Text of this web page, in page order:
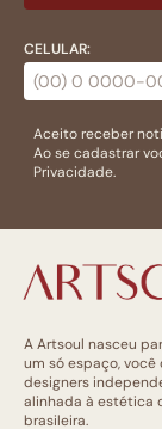
CELULAR:
Aceito receber
Ao se cadastrar
Privacidade.
A Artsoul nasceu
um só espaço,
designers
alinhada à estética
brasileira.